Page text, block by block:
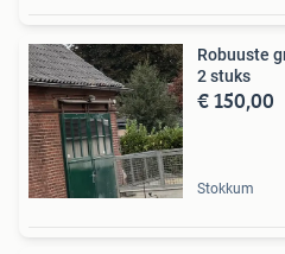
Robuuste
2 stuks
€ 150,00
Stokkum